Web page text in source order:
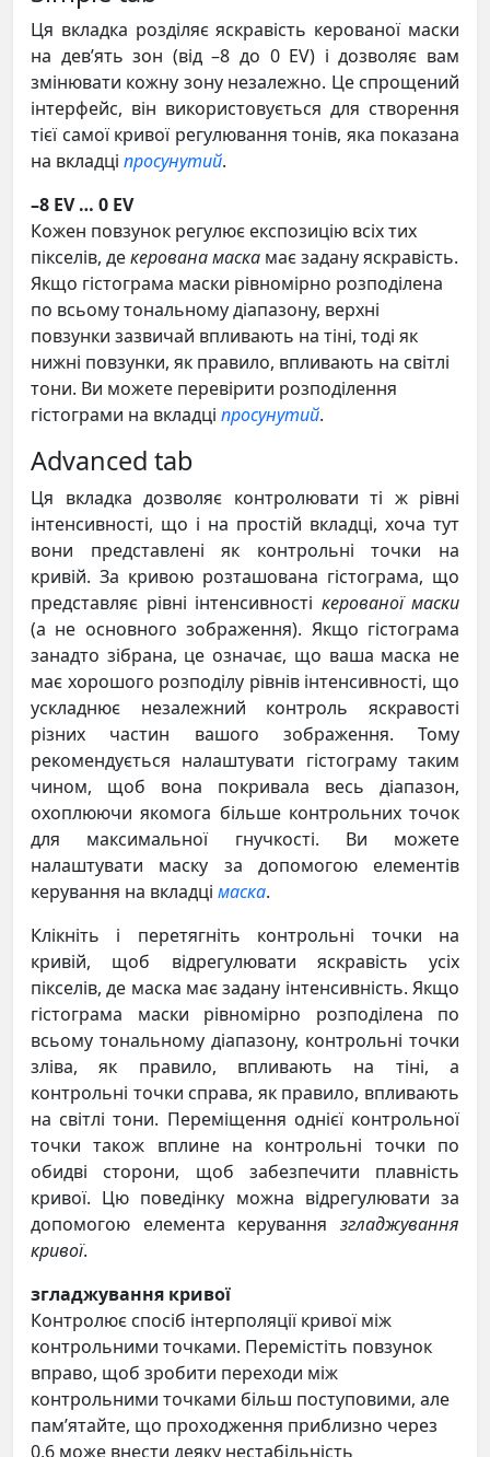
Ця вкладка розділяє яскравість керованої маски
на дев’ять зон (від –8 до 0 EV) і дозволяє вам
змінювати кожну зону незалежно. Це спрощений
інтерфейс, він використовується для створення
тієї самої кривої регулювання тонів, яка показана
на вкладці просунутий.
–8 EV … 0 EV
Кожен повзунок регулює експозицію всіх тих
пікселів, декерована маска має задану яскравість.
Якщо гістограма маски рівномірно розподілена
по всьому тональному діапазону, верхні
повзунки зазвичай впливають на тіні, тоді як
нижні повзунки, як правило, впливають на світлі
тони. Ви можете перевірити розподілення
гістограми на вкладці просунутий.
Advanced tab
Ця вкладка дозволяє контролювати ті ж рівні
інтенсивності, що і на простій вкладці, хоча тут
вони представлені як контрольні точки на
кривій. За кривою розташована гістограма, що
представляє рівні інтенсивності керованої маски
(а не основного зображення). Якщо гістограма
занадто зібрана, це означає, що ваша маска не
має хорошого розподілу рівнів інтенсивності, що
ускладнює незалежний контроль яскравості
різних частин вашого зображення. Тому
рекомендується налаштувати гістограму таким
чином, щоб вона покривала весь діапазон,
охоплюючи якомога більше контрольних точок
для максимальної гнучкості. Ви можете
налаштувати маску за допомогою елементів
керування на вкладці маска.
Клікніть і перетягніть контрольні точки на
кривій, щоб відрегулювати яскравість усіх
пікселів, де маска має задану інтенсивність. Якщо
гістограма маски рівномірно розподілена по
всьому тональному діапазону, контрольні точки
зліва, як правило, впливають на тіні, а
контрольні точки справа, як правило, впливають
на світлі тони. Переміщення однієї контрольної
точки також вплине на контрольні точки по
обидві сторони, щоб забезпечити плавність
кривої. Цю поведінку можна відрегулювати за
допомогою елемента керування згладжування
кривої.
згладжування кривої
Контролює спосіб інтерполяції кривої між
контрольними точками. Перемістіть повзунок
вправо, щоб зробити переходи між
контрольними точками більш поступовими, але
пам’ятайте, що проходження приблизно через
0,6 може внести деяку нестабільність